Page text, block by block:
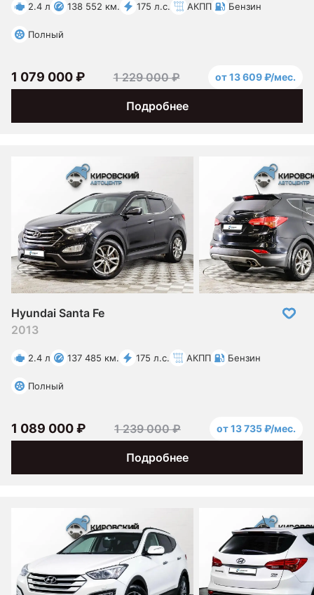
2.4 л 138 552 км. 175 л.с. АКПП Бензин
Полный
Подробнее
1 079 000 ₽ 1 229 000 ₽ от 13 609 ₽/мес.
Hyundai Santa Fe
2013
2.4 л 137 485 км. 175 л.с. АКПП Бензин
Полный
Подробнее
1 089 000 ₽ 1 239 000 ₽ от 13 735 ₽/мес.